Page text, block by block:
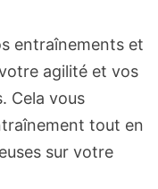
entraînements et
agilité et vos
Cela vous
tout en
sur votre